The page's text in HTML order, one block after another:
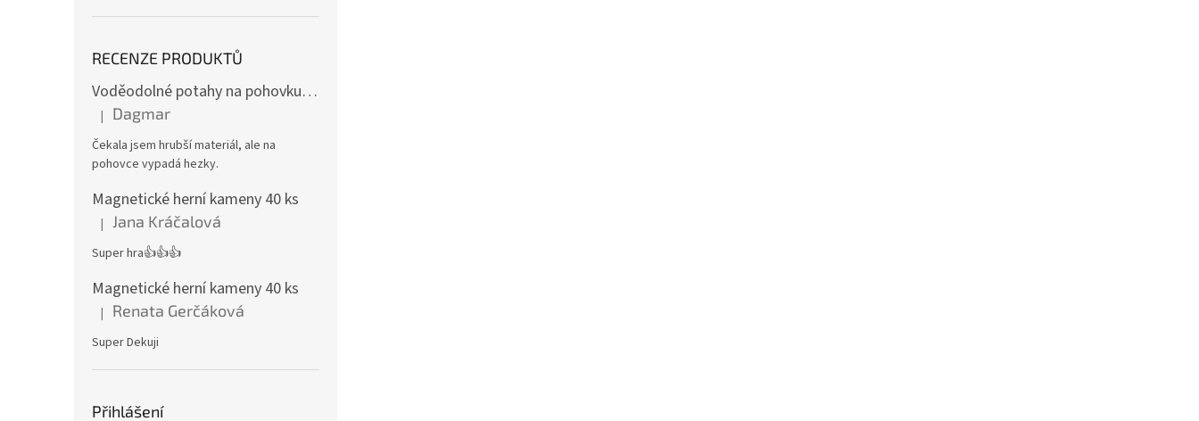
RECENZE PRODUKTŮ
Voděodolné potahy na pohovku se vzorem
Hodnocení produktu je 4 z 5 hvězdiček.
| Dagmar
Čekala jsem hrubší materiál, ale na
pohovce vypadá hezky.
Magnetické herní kameny 40 ks
Hodnocení produktu je 5 z 5 hvězdiček.
| Jana Kráčalová
Super hra👍👍👍
Magnetické herní kameny 40 ks
Hodnocení produktu je 5 z 5 hvězdiček.
| Renata Gerčáková
Super Dekuji
Přihlášení